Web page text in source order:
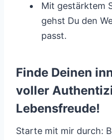
Mit gestärktem
gehst Du den
passt.
Finde Deinen
voller
Lebensfreude!
Starte mit mir durch: